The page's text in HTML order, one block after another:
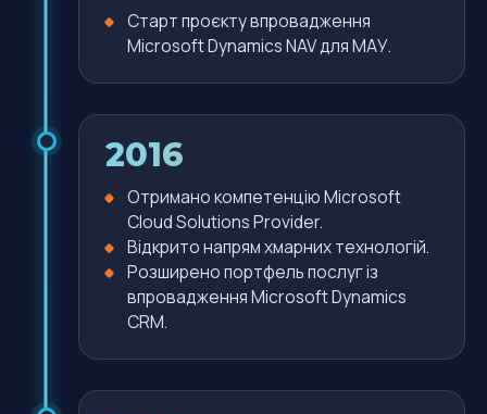
Старт проєкту впровадження
Microsoft Dynamics NAV для МАУ.
2016
Отримано компетенцію Microsoft
Cloud Solutions Provider.
Відкрито напрям хмарних технологій.
Розширено портфель послуг із
впровадження Microsoft Dynamics
CRM.